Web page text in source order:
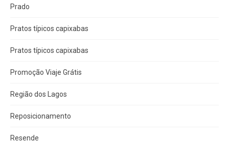
Prado
Pratos típicos capixabas
Pratos típicos capixabas
Promoção Viaje Grátis
Região dos Lagos
Reposicionamento
Resende